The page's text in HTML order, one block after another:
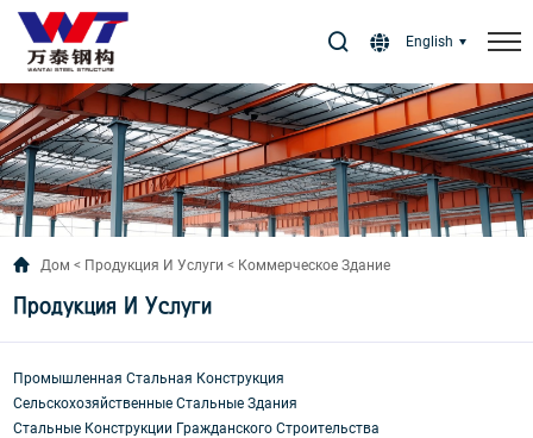
English
Select Language
Дом Продукция И Услуги Коммерческое Здание
Продукция И Услуги
Промышленная Стальная Конструкция
Сельскохозяйственные Стальные Здания
Стальные Конструкции Гражданского Строительства